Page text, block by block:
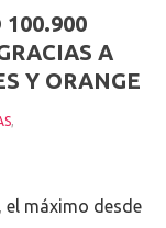
A
Y ORANGE
,
el máximo desde